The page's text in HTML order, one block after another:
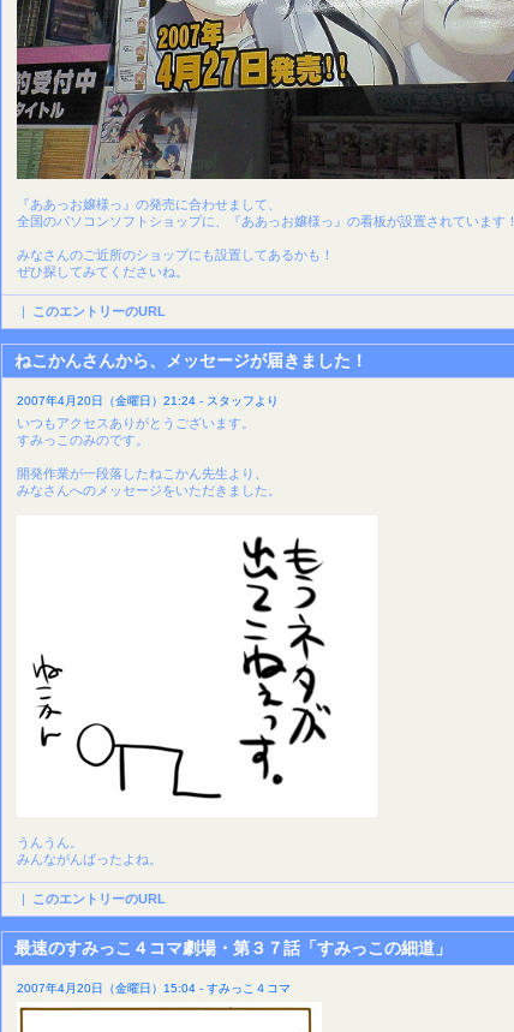
『ああっお嬢様っ』の発売に合わせまして、
全国のパソコンソフトショップに、『ああっお嬢様っ』の看板が設置されています！
みなさんのご近所のショップにも設置してあるかも！
ぜひ探してみてくださいね。
| このエントリーのURL
ねこかんさんから、メッセージが届きました！
2007年4月20日（金曜日）21:24 - スタッフより
いつもアクセスありがとうございます。
すみっこのみのです。
開発作業が一段落したねこかん先生より、
みなさんへのメッセージをいただきました。
うんうん。
みんながんばったよね。
| このエントリーのURL
最速のすみっこ４コマ劇場・第３７話「すみっこの細道」
2007年4月20日（金曜日）15:04 - すみっこ４コマ